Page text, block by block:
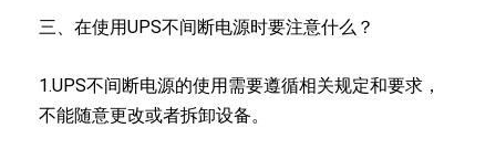
三、在使用UPS不间断电源时要注意什么？
1.UPS不间断电源的使用需要遵循相关规定和要求，
不能随意更改或者拆卸设备。